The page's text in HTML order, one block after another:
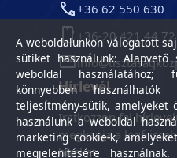
+36 62 550 630
+36-20 421 44 72
Hírlevél
Iratkozzon fel
megkapja a
híreket.
A weboldalunkon válogatott
sütiket használunk: Alapvető
weboldal használatához;
könnyebben
teljesítmény-sütik, amelyeket
használunk a weboldal
marketing cookie-k,
megjelenítésére